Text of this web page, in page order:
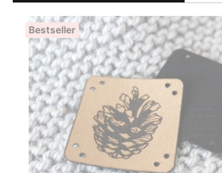
Bestseller